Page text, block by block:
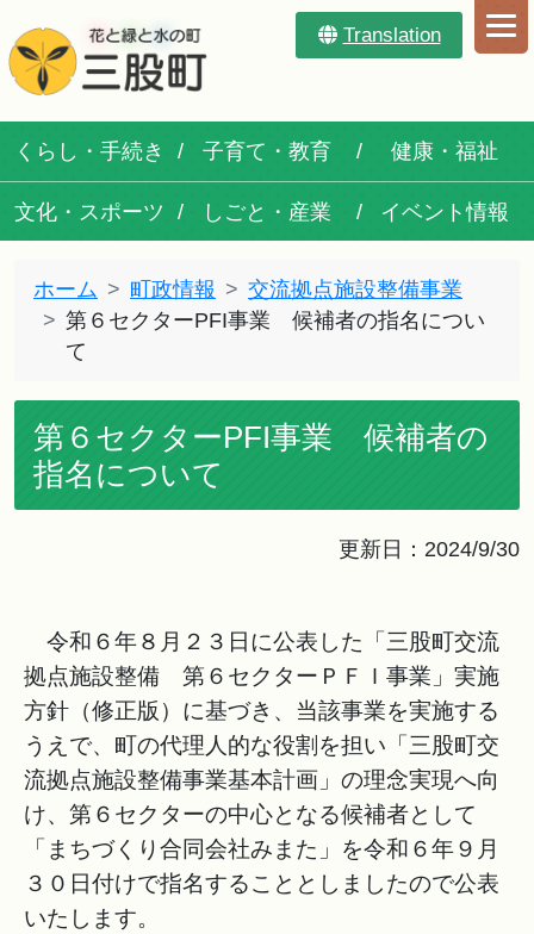
Translation
くらし・手続き 子育て・教育 健康・福祉
文化・スポーツ しごと・産業 イベント情報
ホーム 町政情報
交流拠点施設整備事業
第６セクターPFI事業 候補者の指名につい
て
第６セクターPFI事業 候補者の
指名について
更新日：2024/9/30
令和６年８月２３日に公表した「三股町交流
拠点施設整備 第６セクターＰＦＩ事業」実施
方針（修正版）に基づき、当該事業を実施する
うえで、町の代理人的な役割を担い「三股町交
流拠点施設整備事業基本計画」の理念実現へ向
け、第６セクターの中心となる候補者として
「まちづくり合同会社みまた」を令和６年９月
３０日付けで指名することとしましたので公表
いたします。